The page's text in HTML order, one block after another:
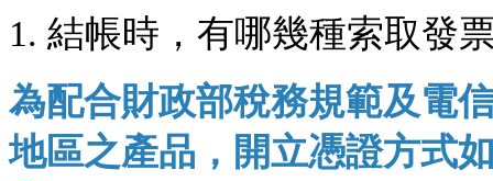
1. 結帳時，有哪幾種索取發
為配合財政部稅務規範及電
地區之產品，開立憑證方式